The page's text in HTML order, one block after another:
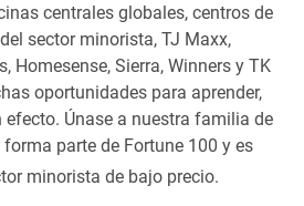
centrales globales, centros de
sector minorista, TJ Maxx,
Homesense, Sierra, Winners y TK
oportunidades para aprender,
efecto. Únase a nuestra familia de
parte de Fortune 100 y es
minorista de bajo precio.